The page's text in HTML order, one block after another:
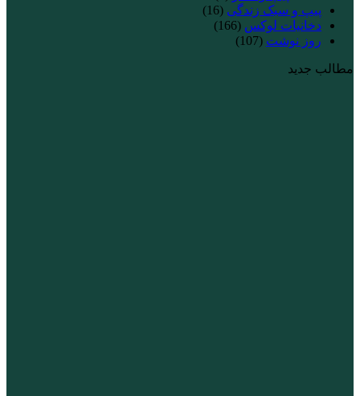
پیپ و سبک زندگی (16)
دخانیات لوکس (166)
روز نوشت (107)
مطالب جدید